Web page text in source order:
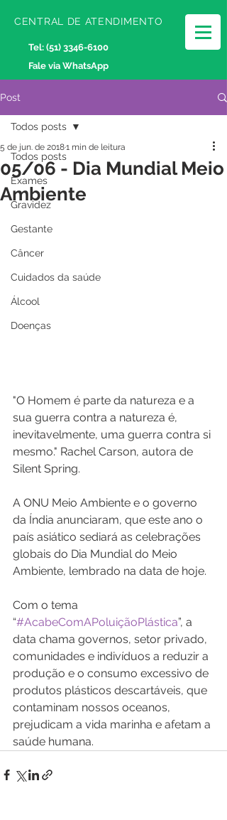
CENTRAL DE ATENDIMENTO
Tel: (51) 3346-6100
Fale via WhatsApp
Post
Todos posts
Exames
Gravidez
Gestante
Câncer
Cuidados da saúde
Álcool
Doenças
Todos posts
05/06 - Dia Mundial Meio
Ambiente
5 de jun. de 20181 min de leitura
"O Homem é parte da natureza e a
sua guerra contra a natureza é,
inevitavelmente, uma guerra contra si
mesmo." Rachel Carson, autora de
Silent Spring.
A ONU Meio Ambiente e o governo
da Índia anunciaram, que este ano o
país asiático sediará as celebrações
globais do Dia Mundial do Meio
Ambiente, lembrado na data de hoje.
Com o tema
“#AcabeComAPoluiçãoPlástica”, a
data chama governos, setor privado,
comunidades e indivíduos a reduzir a
produção e o consumo excessivo de
produtos plásticos descartáveis, que
contaminam nossos oceanos,
prejudicam a vida marinha e afetam a
saúde humana.